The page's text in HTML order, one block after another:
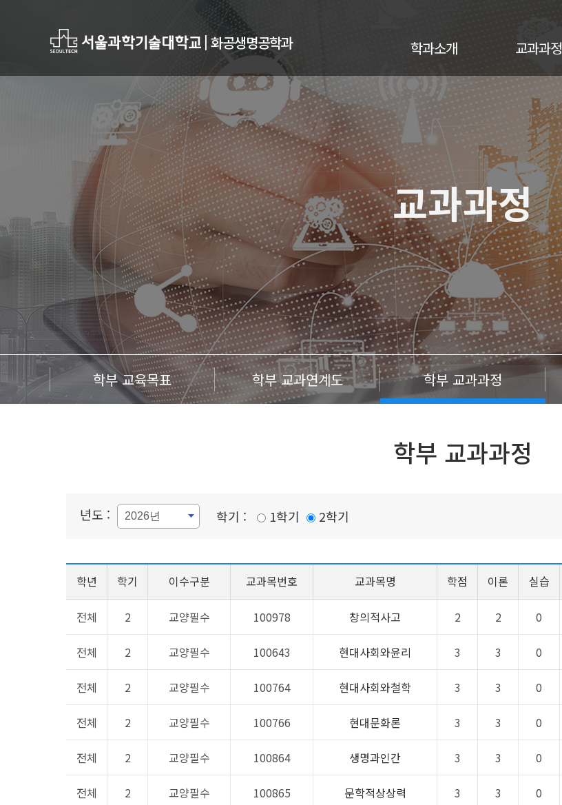
| 화공생명공학과 학과소개 교과과정
교과과정
학부 교육목표 학부 교과연계도 학부 교과과정
학부 교과과정
년도 : 학기 : 1학기 2학기
학년 학기 이수구분 교과목번호 교과목명 학점 이론 실습
전체 2 교양필수 100978 창의적사고 2 2 0
전체 2 교양필수 100643 현대사회와윤리 3 3 0
전체 2 교양필수 100764 현대사회와철학 3 3 0
전체 2 교양필수 100766 현대문화론 3 3 0
전체 2 교양필수 100864 생명과인간 3 3 0
전체 2 교양필수 100865 문학적상상력 3 3 0